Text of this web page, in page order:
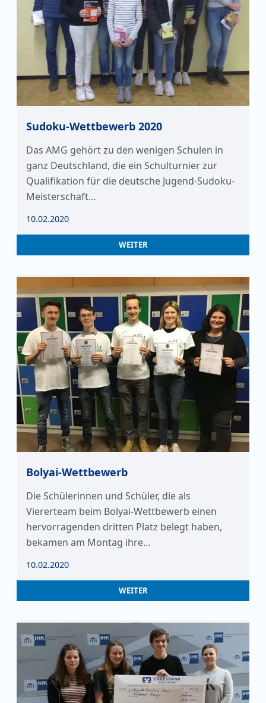
Sudoku-Wettbewerb 2020
Das AMG gehört zu den wenigen Schulen in
ganz Deutschland, die ein Schulturnier zur
Qualifikation für die deutsche Jugend-Sudoku-
Meisterschaft…
10.02.2020
WEITER
Bolyai-Wettbewerb
Die Schülerinnen und Schüler, die als
Viererteam beim Bolyai-Wettbewerb einen
hervorragenden dritten Platz belegt haben,
bekamen am Montag ihre…
10.02.2020
WEITER